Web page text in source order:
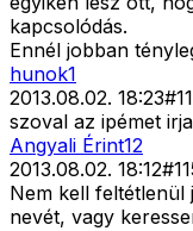
kapcsolódás.
Ennél jobban
hunok1
2013.08.02. 18:23#
szoval az ipémet
Angyali Érint12
2013.08.02. 18:12#
Nem kell
nevét, vagy